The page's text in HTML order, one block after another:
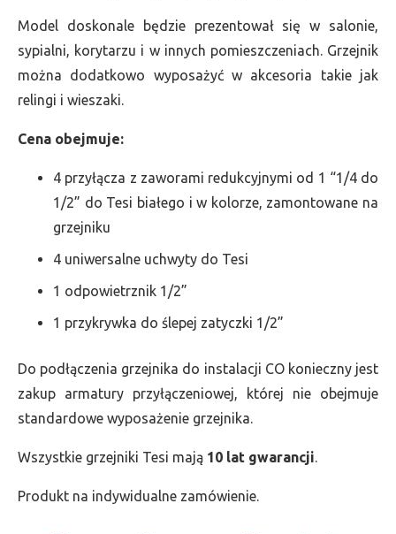
Model doskonale będzie prezentował się w salonie,
sypialni, korytarzu i w innych pomieszczeniach. Grzejnik
można dodatkowo wyposażyć w akcesoria takie jak
relingi i wieszaki.
Cena obejmuje:
4 przyłącza z zaworami redukcyjnymi od 1 “1/4 do
1/2” do Tesi białego i w kolorze, zamontowane na
grzejniku
4 uniwersalne uchwyty do Tesi
1 odpowietrznik 1/2”
1 przykrywka do ślepej zatyczki 1/2”
Do podłączenia grzejnika do instalacji CO konieczny jest
zakup armatury przyłączeniowej, której nie obejmuje
standardowe wyposażenie grzejnika.
Wszystkie grzejniki Tesi mają 10 lat gwarancji.
Produkt na indywidualne zamówienie.